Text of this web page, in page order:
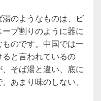
のようなものは、ビ
プ割りのように器に
のです。中国では一
と言われているの
そば湯と違い、底に
あまり味のしない、